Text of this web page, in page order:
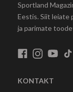
Sportland
Eestis. Siit leiate
ja parimate
KONTAKT